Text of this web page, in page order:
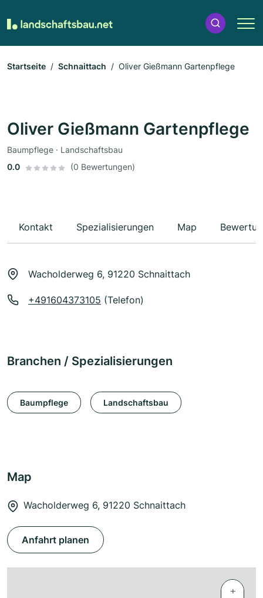
Startseite Schnaittach Oliver Gießmann Gartenpflege
Oliver Gießmann Gartenpflege
Baumpflege · Landschaftsbau
0.0
(0 Bewertungen)
Kontakt Spezialisierungen Map
Wacholderweg 6, 91220 Schnaittach
+491604373105 (Telefon)
Branchen / Spezialisierungen
Baumpflege Landschaftsbau
Map
Wacholderweg 6, 91220 Schnaittach
Anfahrt planen
+